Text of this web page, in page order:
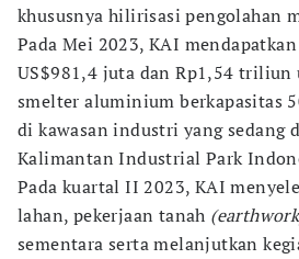
khususnya hilirisasi pengolahan
Pada Mei 2023, KAI
US$981,4 juta dan Rp1,54 triliun
smelter aluminium berkapasitas
di kawasan industri yang sedang
Kalimantan Industrial Park
Pada kuartal II 2023, KAI
lahan, pekerjaan tanah
sementara serta melanjutkan